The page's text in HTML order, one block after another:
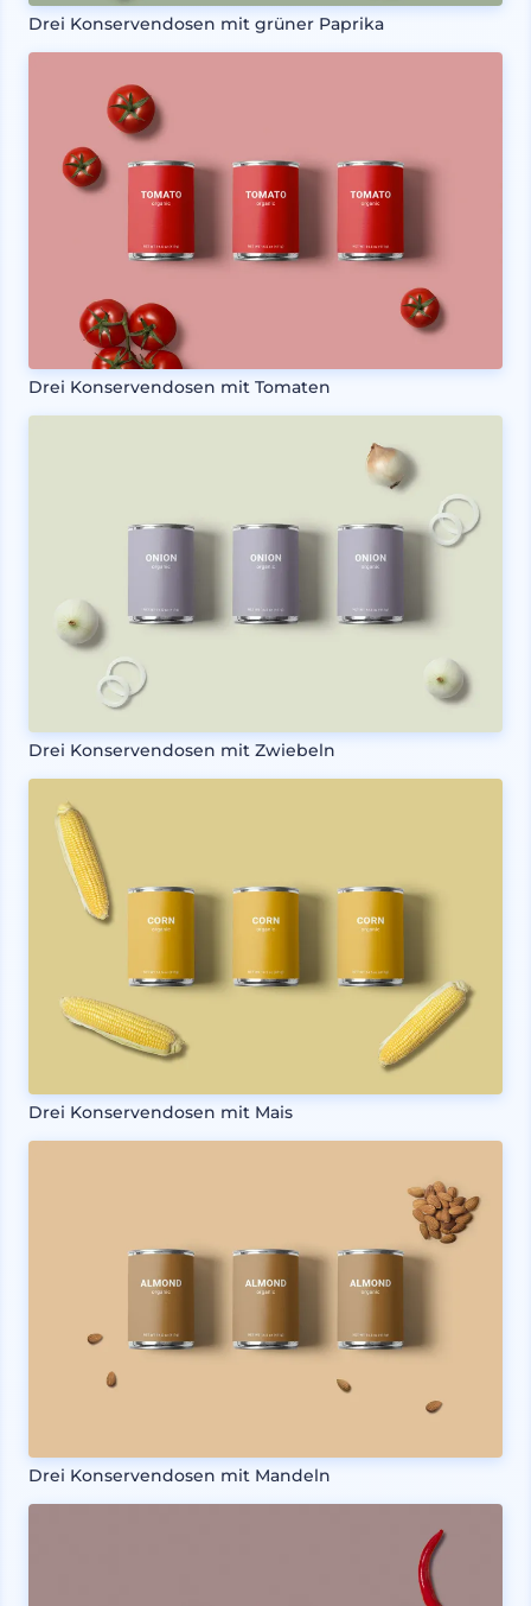
Drei Konservendosen mit grüner Paprika
Drei Konservendosen mit Tomaten
Drei Konservendosen mit Zwiebeln
Drei Konservendosen mit Mais
Drei Konservendosen mit Mandeln